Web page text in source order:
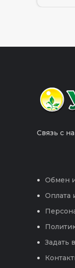
Связь с
Обмен
Оплата
Задать